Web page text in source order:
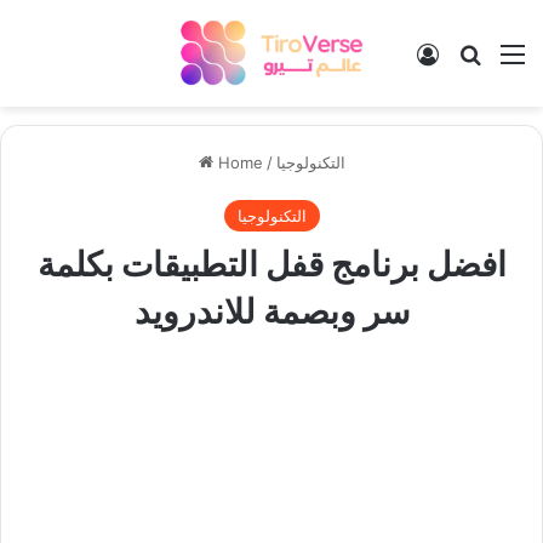
Log In
Home / التكنولوجيا
التكنولوجيا
افضل برنامج قفل التطبيقات بكلمة
سر وبصمة للاندرويد